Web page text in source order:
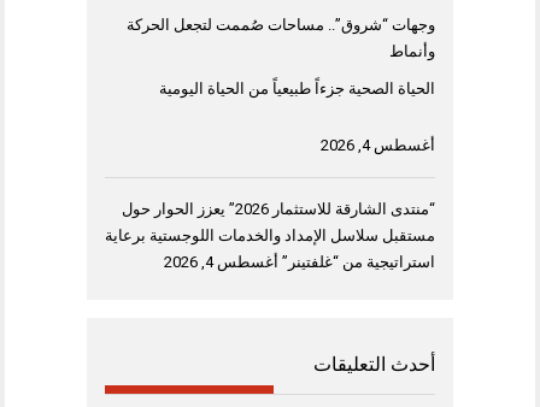
وجهات “شروق”.. مساحات صُممت لتجعل الحركة
وأنماط
الحياة الصحية جزءاً طبيعياً من الحياة اليومية
أغسطس 4, 2026
“منتدى الشارقة للاستثمار 2026” يعزز الحوار حول
مستقبل سلاسل الإمداد والخدمات اللوجستية برعاية
استراتيجية من “غلفتينر” أغسطس 4, 2026
أحدث التعليقات